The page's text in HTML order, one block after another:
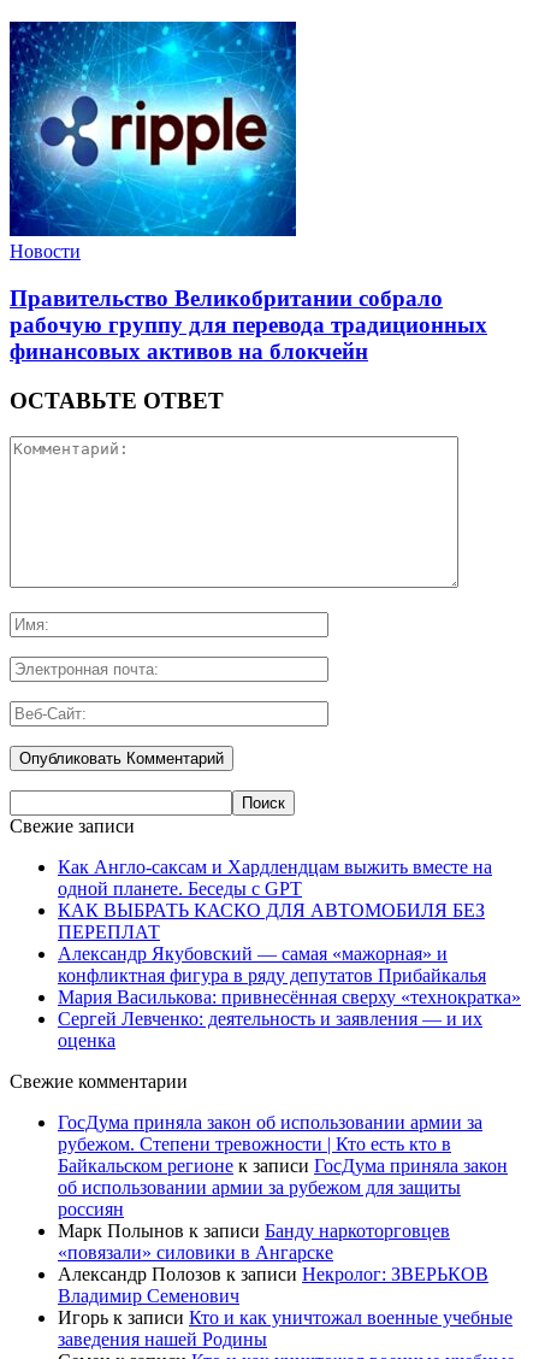
Новости
Правительство Великобритании собрало
рабочую группу для перевода традиционных
финансовых активов на блокчейн
ОСТАВЬТЕ ОТВЕТ
Свежие записи
Как Англо-саксам и Хардлендцам выжить вместе на
одной планете. Беседы с GPT
КАК ВЫБРАТЬ КАСКО ДЛЯ АВТОМОБИЛЯ БЕЗ
ПЕРЕПЛАТ
Александр Якубовский — самая «мажорная» и
конфликтная фигура в ряду депутатов Прибайкалья
Мария Василькова: привнесённая сверху «технократка»
Сергей Левченко: деятельность и заявления — и их
оценка
Свежие комментарии
ГосДума приняла закон об использовании армии за
рубежом. Степени тревожности | Кто есть кто в
Байкальском регионе к записи ГосДума приняла закон
об использовании армии за рубежом для защиты
россиян
Марк Полынов к записи Банду наркоторговцев
«повязали» силовики в Ангарске
Александр Полозов к записи Некролог: ЗВЕРЬКОВ
Владимир Семенович
Игорь к записи Кто и как уничтожал военные учебные
заведения нашей Родины